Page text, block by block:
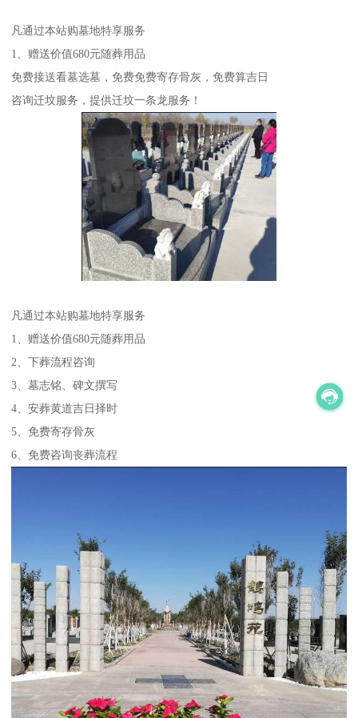
凡通过本站购墓地特享服务
1、赠送价值680元随葬用品
免费接送看墓选墓，免费免费寄存骨灰，免费算吉日
咨询迁坟服务，提供迁坟一条龙服务！
凡通过本站购墓地特享服务
1、赠送价值680元随葬用品
2、下葬流程咨询
3、墓志铭、碑文撰写
4、安葬黄道吉日择时
5、免费寄存骨灰
6、免费咨询丧葬流程